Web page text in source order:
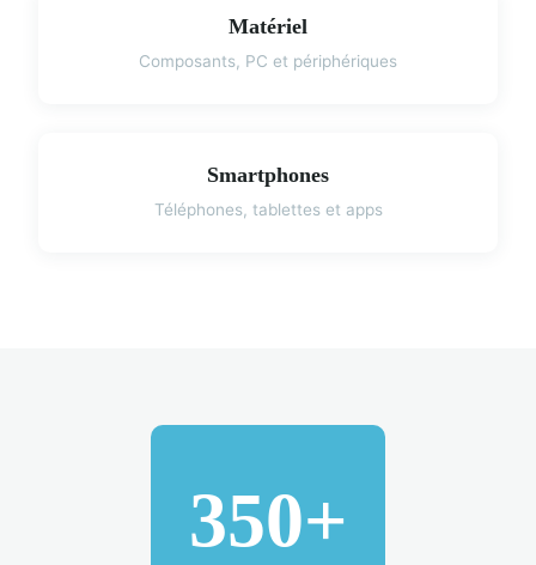
Matériel
Composants, PC et périphériques
Smartphones
Téléphones, tablettes et apps
350+